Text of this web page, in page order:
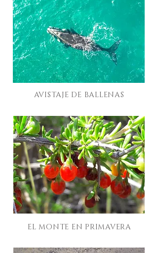
AVISTAJE DE BALLENAS
EL MONTE EN PRIMAVERA